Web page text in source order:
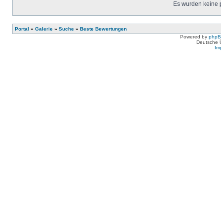
Es wurden keine
Portal » Galerie » Suche » Beste Bewertungen
Powered by
Deutsche